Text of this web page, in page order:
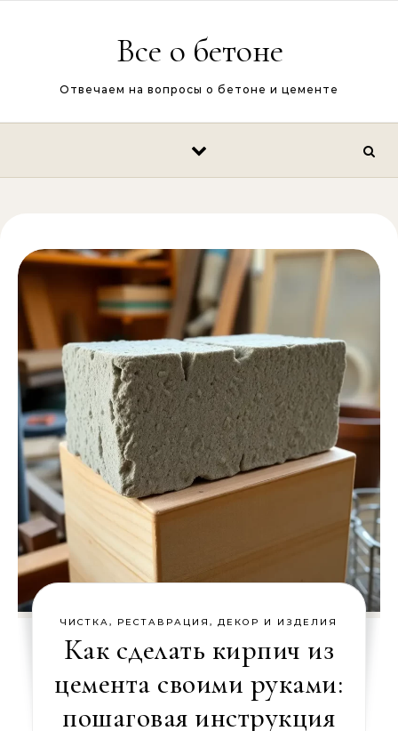
Все о бетоне
Отвечаем на вопросы о бетоне и цементе
ЧИСТКА, РЕСТАВРАЦИЯ, ДЕКОР И ИЗДЕЛИЯ
Как сделать кирпич из
цемента своими руками:
пошаговая инструкция